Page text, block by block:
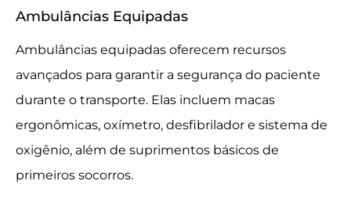
Ambulâncias Equipadas
Ambulâncias equipadas oferecem recursos
avançados para garantir a segurança do paciente
durante o transporte. Elas incluem macas
ergonômicas, oxímetro, desfibrilador e sistema de
oxigênio, além de suprimentos básicos de
primeiros socorros.